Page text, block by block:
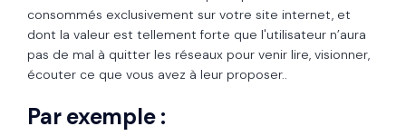
consommés exclusivement sur votre site internet, et
dont la valeur est tellement forte que l'utilisateur n’aura
pas de mal à quitter les réseaux pour venir lire, visionner,
écouter ce que vous avez à leur proposer..
Par exemple :